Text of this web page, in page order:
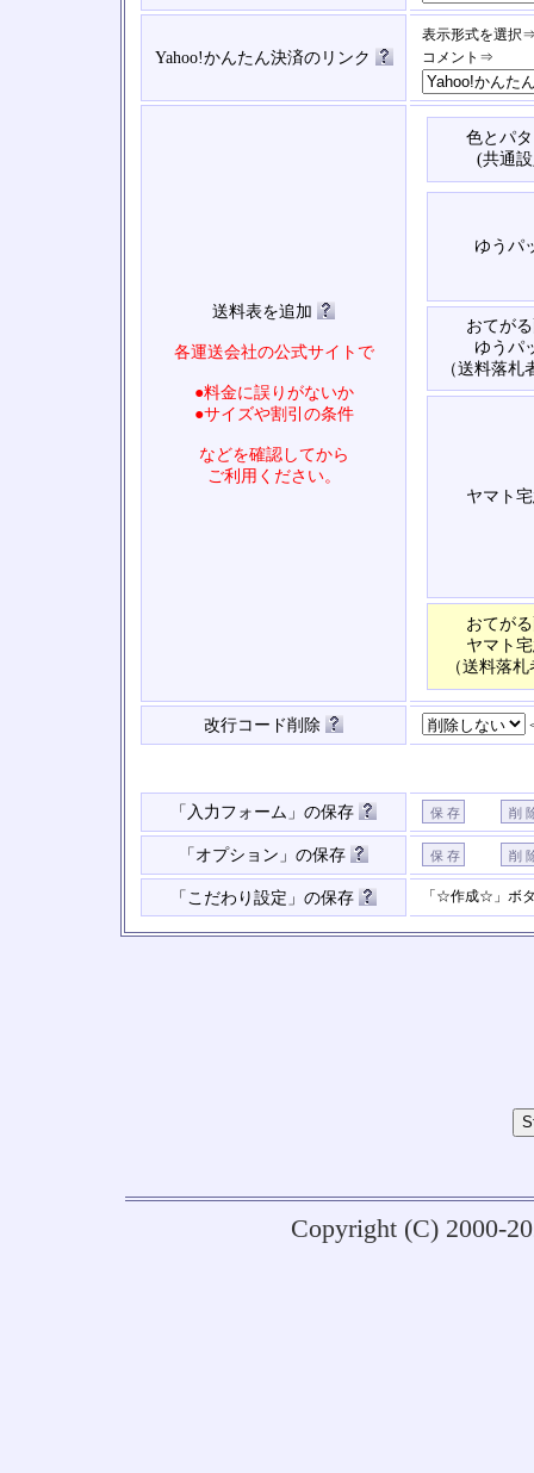
Yahoo!かんたん決済のリンク
表示形式を選択
コメント⇒
送料表を追加
各運送会社の公式サイトで
●料金に誤りがないか
●サイズや割引の条件
などを確認してから
ご利用ください。
色とパ
(共通
ゆうパ
おてが
ゆうパ
（送料落札
ヤマト
おてが
ヤマト
（送料落
改行コード削除
「入力フォーム」の保存
「オプション」の保存
「こだわり設定」の保存 「☆作成☆」ボ
Copyright (C) 2000-